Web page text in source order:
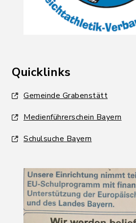
Quicklinks
Gemeinde Grabenstätt
Medienführerschein Bayern
Schulsuche Bayern